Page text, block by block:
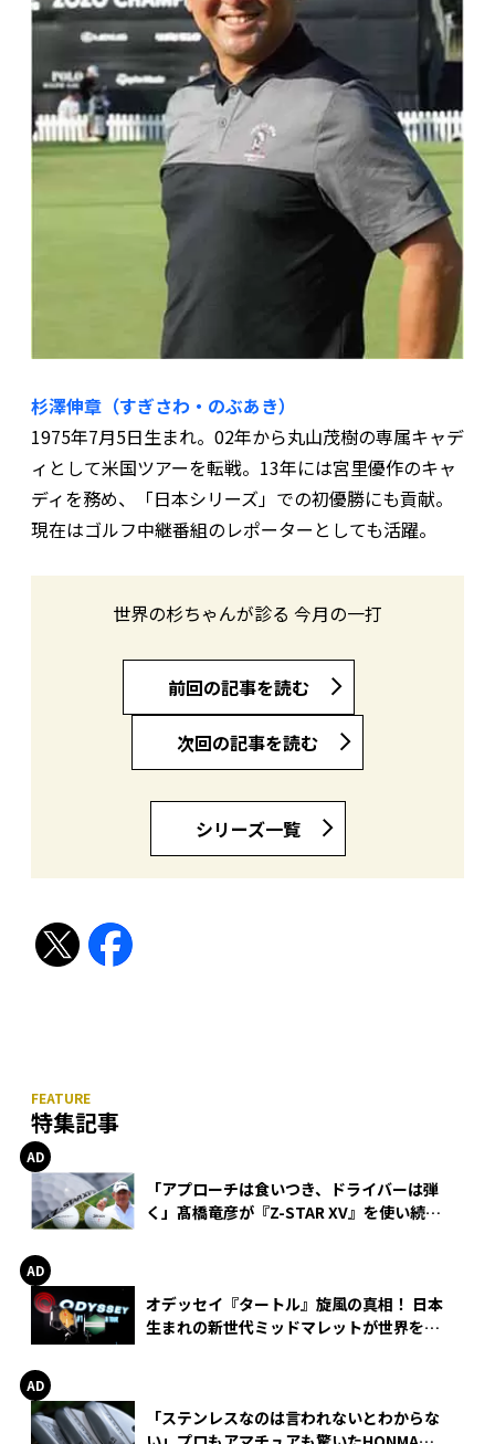
杉澤伸章（すぎさわ・のぶあき）
1975年7月5日生まれ。02年から丸山茂樹の専属キャデ
ィとして米国ツアーを転戦。13年には宮里優作のキャ
ディを務め、「日本シリーズ」での初優勝にも貢献。
現在はゴルフ中継番組のレポーターとしても活躍。
世界の杉ちゃんが診る 今月の一打
前回の記事を読む
次回の記事を読む
シリーズ一覧
特集記事
「アプローチは食いつき、ドライバーは弾
く」髙橋竜彦が『Z-STAR XV』を使い続け
オデッセイ『タートル』旋風の真相！ 日本
生まれの新世代ミッドマレットが世界を席
「ステンレスなのは言われないとわからな